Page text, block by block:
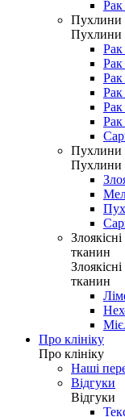
Рак
Пухлини
Пухлини
Рак
Рак
Рак
Рак
Пухлини
Пухлини
тканин
тканин
Про клініку
Про клініку
Наші
Відгуки
Відгуки